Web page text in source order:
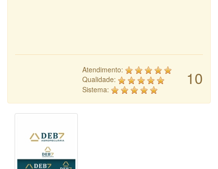
10
Atendimento:
Qualidade:
Sistema: